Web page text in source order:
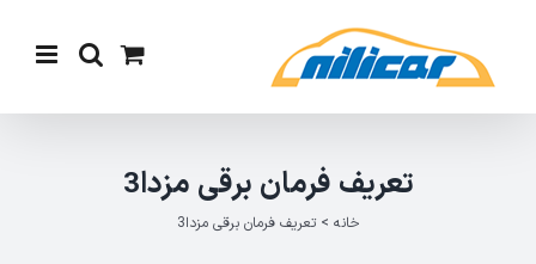
content
تعریف فرمان برقی مزدا3
خانه >تعریف فرمان برقی مزدا3